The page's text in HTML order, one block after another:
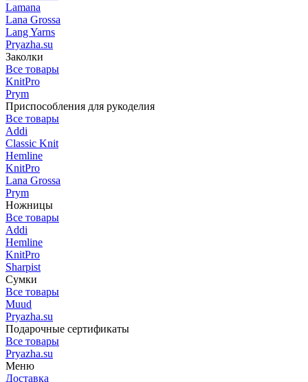
Lamana
Lana Grossa
Lang Yarns
Pryazha.su
Заколки
Все товары
KnitPro
Prym
Приспособления для рукоделия
Все товары
Addi
Classic Knit
Hemline
KnitPro
Lana Grossa
Prym
Ножницы
Все товары
Addi
Hemline
KnitPro
Sharpist
Сумки
Все товары
Muud
Pryazha.su
Подарочные сертификаты
Все товары
Pryazha.su
Меню
Доставка